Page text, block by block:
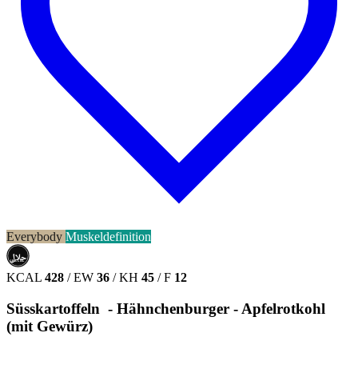
Everybody Muskeldefinition
حلال
HALAL
KCAL 428 / EW 36 / KH 45 / F 12
Süsskartoffeln - Hähnchenburger - Apfelrotkohl
(mit Gewürz)